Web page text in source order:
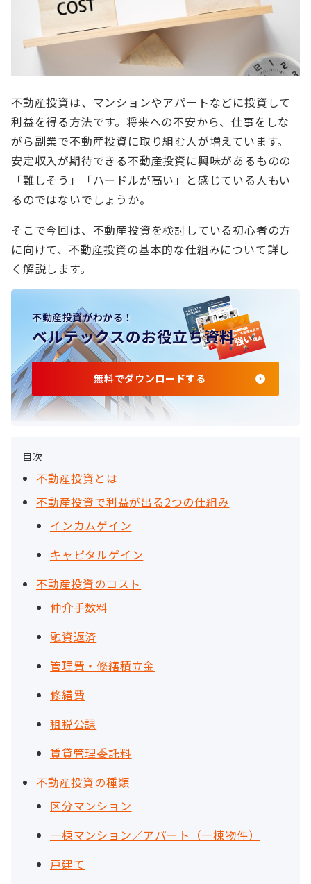
不動産投資は、マンションやアパートなどに投資して
利益を得る方法です。将来への不安から、仕事をしな
がら副業で不動産投資に取り組む人が増えています。
安定収入が期待できる不動産投資に興味があるものの
「難しそう」「ハードルが高い」と感じている人もい
るのではないでしょうか。
そこで今回は、不動産投資を検討している初心者の方
に向けて、不動産投資の基本的な仕組みについて詳し
く解説します。
不動産投資がわかる！
ベルテックスのお役立ち資料
無料でダウンロードする
目次
不動産投資とは
不動産投資で利益が出る2つの仕組み
インカムゲイン
キャピタルゲイン
不動産投資のコスト
仲介手数料
融資返済
管理費・修繕積立金
修繕費
租税公課
賃貸管理委託料
不動産投資の種類
区分マンション
一棟マンション／アパート（一棟物件）
戸建て